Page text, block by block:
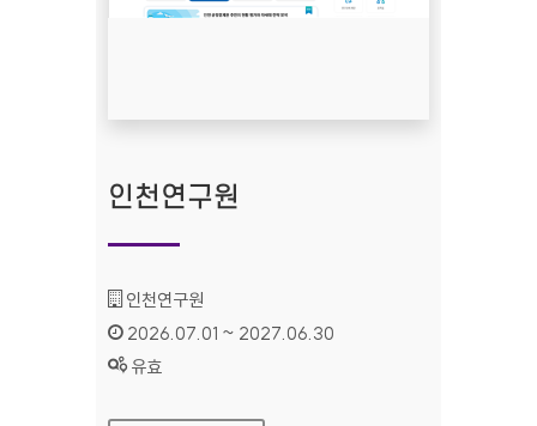
인천연구원
기관명 :
인천연구원
인증기간 :
2026.07.01 ~ 2027.06.30
상태 :
유효